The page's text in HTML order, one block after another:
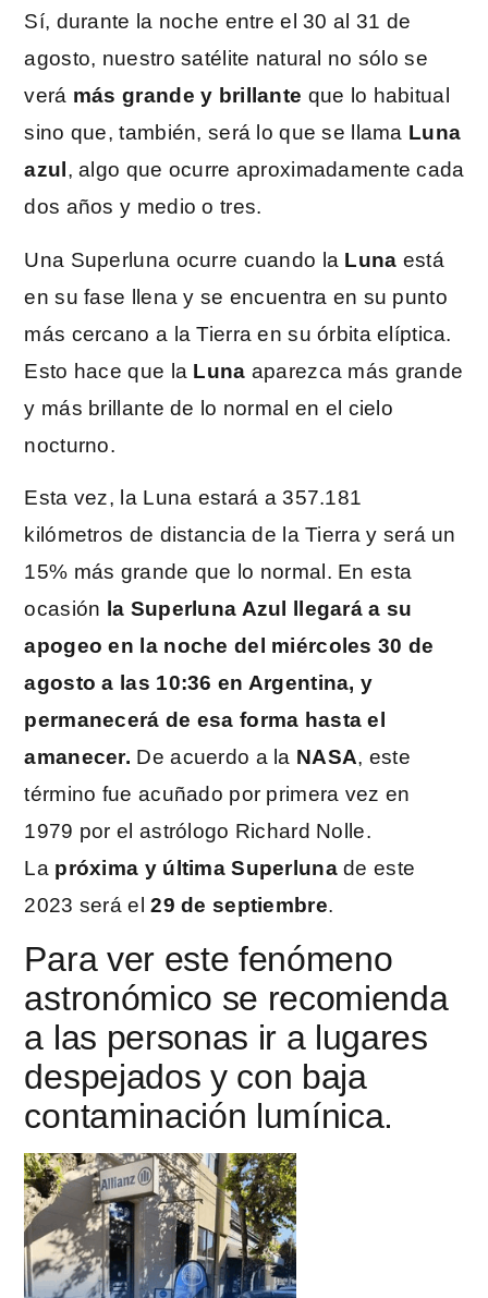
Sí, durante la noche entre el 30 al 31 de
agosto, nuestro satélite natural no sólo se
verá más grande y brillante que lo habitual
sino que, también, será lo que se llama Luna
azul , algo que ocurre aproximadamente cada
dos años y medio o tres.
Una Superluna ocurre cuando la Luna está
en su fase llena y se encuentra en su punto
más cercano a la Tierra en su órbita elíptica.
Esto hace que la Luna aparezca más grande
y más brillante de lo normal en el cielo
nocturno.
Esta vez, la Luna estará a 357.181
kilómetros de distancia de la Tierra y será un
15% más grande que lo normal. En esta
ocasión la Superluna Azul llegará a su
apogeo en la noche del miércoles 30 de
agosto a las 10:36 en Argentina, y
permanecerá de esa forma hasta el
amanecer. De acuerdo a la NASA, este
término fue acuñado por primera vez en
1979 por el astrólogo Richard Nolle.
La próxima y última Superlunade este
2023 será el29 de septiembre.
Para ver este fenómeno
astronómico se recomienda
a las personas ir a lugares
despejados y con baja
contaminación lumínica.